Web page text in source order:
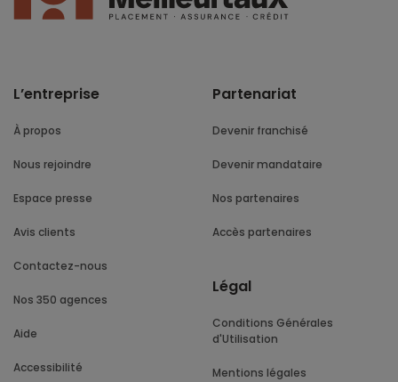
L’entreprise
À propos
Nous rejoindre
Espace presse
Avis clients
Contactez-nous
Nos 350 agences
Aide
Accessibilité
Partenariat
Devenir franchisé
Devenir mandataire
Nos partenaires
Accès partenaires
Légal
Conditions Générales
d'Utilisation
Mentions légales